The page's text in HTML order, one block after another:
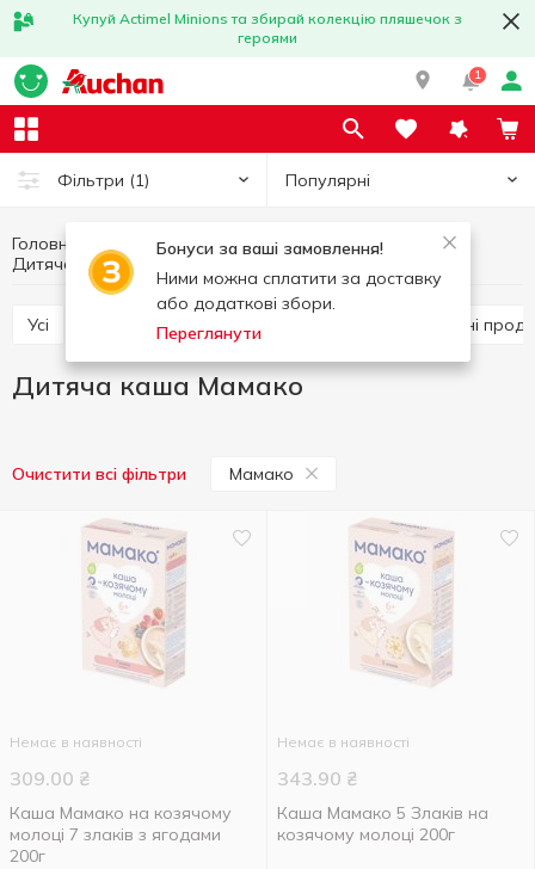
Купуй Actimel Minions та збирай колекцію пляшечок з
героями
1
Фільтри (1) Популярні
Бонуси за ваші замовлення!
Ними можна сплатити за доставку
або додаткові збори.
Переглянути
Головна Товари для дітей
Дитяче харчування
Дитяча каша
Дитяча каша Мамако
Усі Десерт дитячий Молочні
Дитяча каша Мамако
Очистити всі фільтри Мамако
Немає в наявності
309.00 ₴
Каша Мамако на козячому
молоці 7 злаків з ягодами
200г
Немає в наявності
343.90 ₴
Каша Мамако 5 Злаків на
козячому молоці 200г